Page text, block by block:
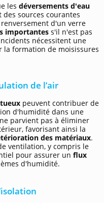
les déversements d'eau
des sources courantes
d'un verre
importantes s'il n'est pas
nécessitent une
formation de moisissures
de l’air
peuvent contribuer de
d'humidité dans une
parvient pas à éliminer
favorisant ainsi la
des matériaux.
ventilation, y compris le
pour assurer un flux
d'humidité.